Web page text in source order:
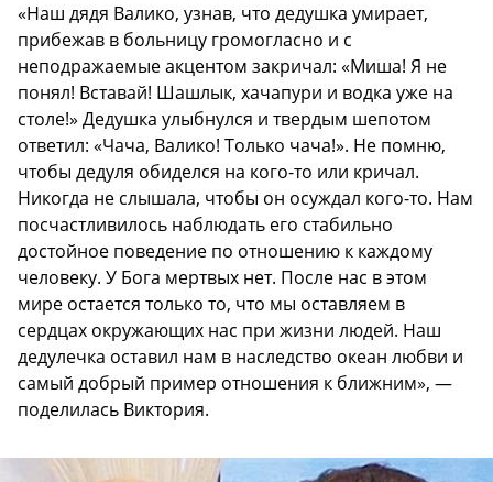
«Наш дядя Валико, узнав, что дедушка умирает,
прибежав в больницу громогласно и с
неподражаемые акцентом закричал: «Миша! Я не
понял! Вставай! Шашлык, хачапури и водка уже на
столе!» Дедушка улыбнулся и твердым шепотом
ответил: «Чача, Валико! Только чача!». Не помню,
чтобы дедуля обиделся на кого-то или кричал.
Никогда не слышала, чтобы он осуждал кого-то. Нам
посчастливилось наблюдать его стабильно
достойное поведение по отношению к каждому
человеку. У Бога мертвых нет. После нас в этом
мире остается только то, что мы оставляем в
сердцах окружающих нас при жизни людей. Наш
дедулечка оставил нам в наследство океан любви и
самый добрый пример отношения к ближним», —
поделилась Виктория.